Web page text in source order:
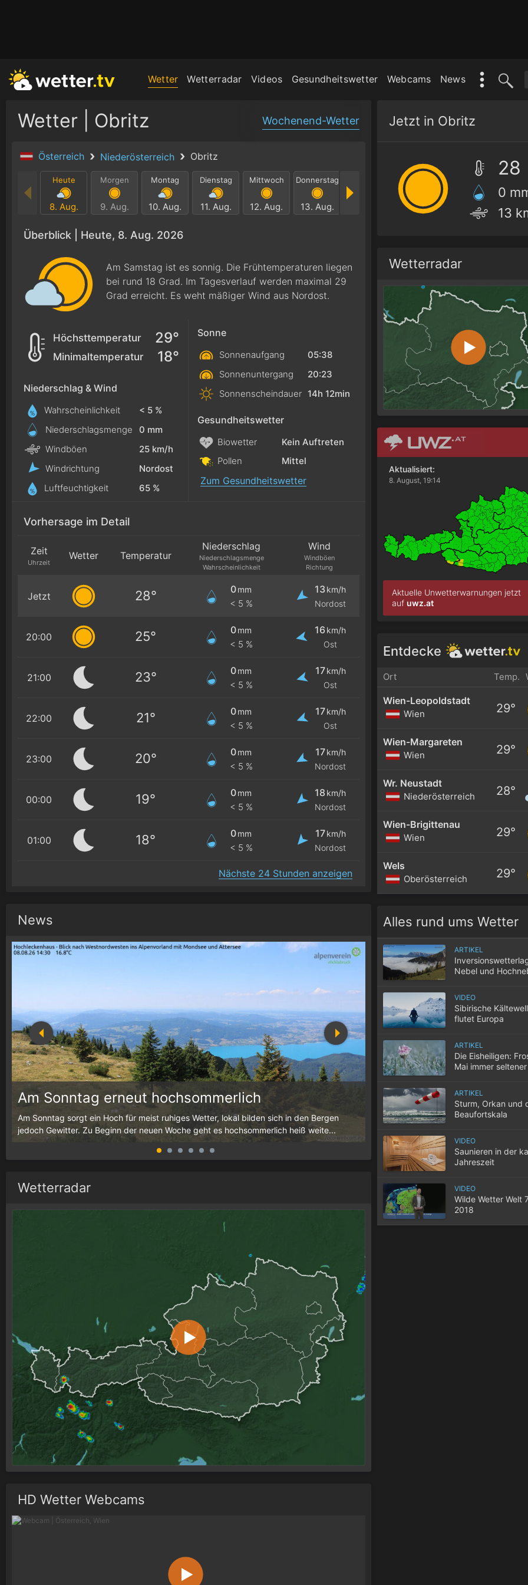
Wetter Wetterradar Videos Gesundheitswetter Webcams News
Wetter | Obritz Wochenend-Wetter
Österreich Niederösterreich Obritz
Heute
8. Aug.
Morgen
9. Aug.
Montag
10. Aug.
Dienstag
11. Aug.
Mittwoch
12. Aug.
Donnerstag
13. Aug.
Samstag
15. Aug. 16. Aug. 17.
Überblick | Heute, 8. Aug. 2026
Am Samstag ist es sonnig. Die Frühtemperaturen liegen
bei rund 18 Grad. Im Tagesverlauf werden maximal 29
Grad erreicht. Es weht mäßiger Wind aus Nordost.
Höchsttemperatur 29°
Minimaltemperatur 18°
Niederschlag & Wind
Wahrscheinlichkeit
< 5 %
Niederschlagsmenge
0 mm
Windböen
25 km/h
Windrichtung
Nordost
Luftfeuchtigkeit
65 %
Sonne
Sonnenaufgang
05:38
Sonnenuntergang
20:23
Sonnenscheindauer 14h 12min
Gesundheitswetter
Biowetter
Kein Auftreten
Pollen
Mittel
Zum Gesundheitswetter
Vorhersage im Detail
Zeit
Uhrzeit
Wetter Temperatur
Niederschlag
Niederschlagsmenge
Wahrscheinlichkeit
Wind
Windböen
Richtung
Jetzt 28° 0mm
< 5 %
13km/h
Nordost
20:00 25° 0mm
< 5 %
16 km/h
Ost
21:00 23° 0mm
< 5 %
17 km/h
Ost
22:00 21° 0mm
< 5 %
17 km/h
Ost
23:00 20° 0mm
< 5 %
17 km/h
Nordost
00:00 19° 0mm
< 5 %
18 km/h
Nordost
01:00 18° 0mm
< 5 %
17 km/h
Nordost
Nächste 24 Stunden anzeigen
News
Am Sonntag erneut hochsommerlich
Am Sonntag sorgt ein Hoch für meist ruhiges Wetter, lokal bilden sich in den Bergen
jedoch Gewitter. Zu Beginn der neuen Woche geht es hochsommerlich heiß weite...
10 Tipps für einen
Wenn selbst in der Nacht die
Wetterradar
HD Wetter Webcams
Jetzt in Obritz
28
0
13
Wetterradar
Aktualisiert:
8. August, 19:14
Aktuelle Unwetterwarnungen jetzt
auf uwz.at
Entdecke
Ort Temp.
Wien-Leopoldstadt
Wien 29°
Wien-Margareten
Wien 29°
Wr. Neustadt
Niederösterreich 28°
Wien-Brigittenau
Wien 29°
Wels
Oberösterreich 29°
Alles rund ums Wetter
ARTIKEL
Nebel und
VIDEO
Sibirische
flutet Europa
ARTIKEL
Die Eisheiligen:
Mai immer seltener
ARTIKEL
Sturm, Orkan und
Beaufortskala
VIDEO
Saunieren in der
Jahreszeit
VIDEO
Wilde Wetter Welt
2018